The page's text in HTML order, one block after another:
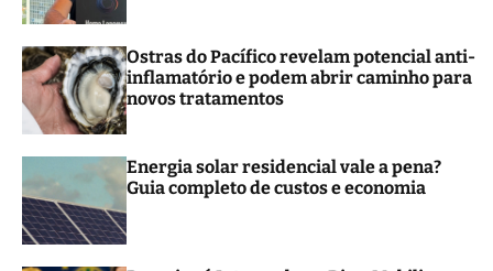
o
r
e
Ostras do Pacífico revelam potencial anti-
inflamatório e podem abrir caminho para
novos tratamentos
Energia solar residencial vale a pena?
Guia completo de custos e economia